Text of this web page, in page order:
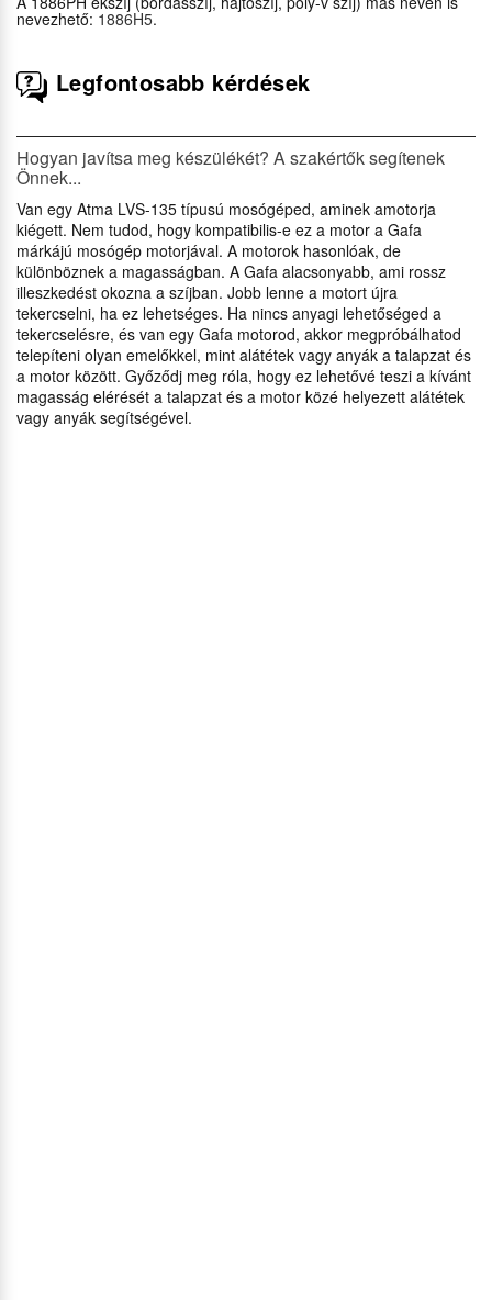
nevezhető: 1886H5.
Legfontosabb kérdések
Hogyan javítsa meg készülékét? A szakértők segítenek
Önnek...
Van egy Atma LVS-135 típusú mosógéped, aminek amotorja
kiégett. Nem tudod, hogy kompatibilis-e ez a motor a Gafa
márkájú mosógép motorjával. A motorok hasonlóak, de
különböznek a magasságban. A Gafa alacsonyabb, ami rossz
illeszkedést okozna a szíjban. Jobb lenne a motort újra
tekercselni, ha ez lehetséges. Ha nincs anyagi lehetőséged a
tekercselésre, és van egy Gafa motorod, akkor megpróbálhatod
telepíteni olyan emelőkkel, mint alátétek vagy anyák a talapzat és
a motor között. Győződj meg róla, hogy ez lehetővé teszi a kívánt
magasság elérését a talapzat és a motor közé helyezett alátétek
vagy anyák segítségével.